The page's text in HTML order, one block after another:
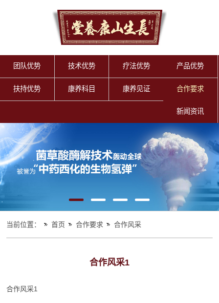
团队优势 技术优势 疗法优势 产品优势
扶持优势 康养科目 康养见证 合作要求
新闻资讯
当前位置： 首页 合作要求 合作风采
合作风采1
合作风采1